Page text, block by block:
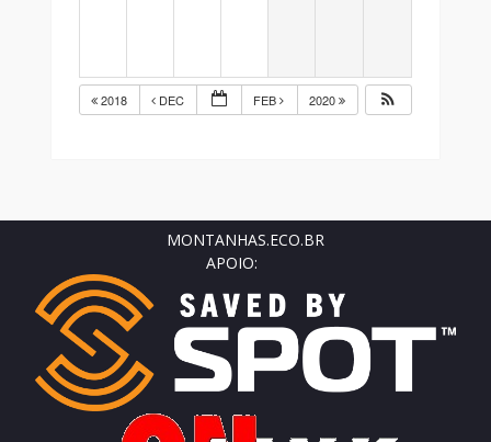
2018 DEC FEB 2020
MONTANHAS.ECO.BR
APOIO: